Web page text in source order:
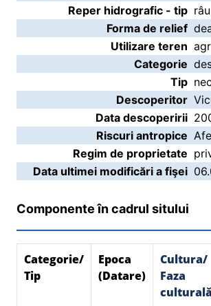
Reper hidrografic - tip râu
Forma de relief
Utilizare teren
Categorie
Tip
Descoperitor
Data descoperirii
Riscuri antropice
Regim de proprietate
Data ultimei modificări a fişei
Componente în cadrul sitului
Categorie/
Tip
Epoca
(Datare)
Cultura/
Faza
culturală